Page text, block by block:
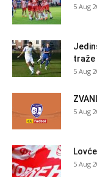
5 Aug
traže
5 Aug
5 Aug
5 Aug